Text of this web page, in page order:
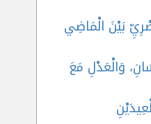
بَيْنَ الْمَاضِي
وَالْعَدْلِ مَعَ